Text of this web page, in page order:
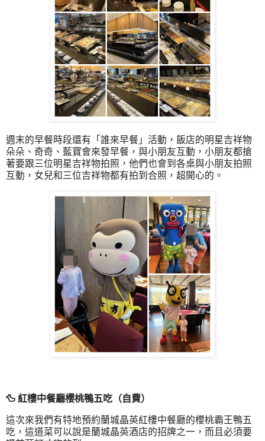
週末的早餐時段還有「誰來早餐」活動，飯店的明星吉祥物
朵朵、奇奇、藍寶會來發早餐，與小朋友互動，小朋友都搶
著要跟三位明星吉祥物拍照，他們也會到各桌與小朋友拍照
互動，女兒和三位吉祥物都有拍到合照，超開心的。
🦆 紅樓中餐廳櫻桃鴨五吃（自費）
這次來我們有特地預約蘭城晶英紅樓中餐廳的櫻桃霸王鴨五
吃，這道菜可以說是蘭城晶英酒店的招牌之一，而且必須要